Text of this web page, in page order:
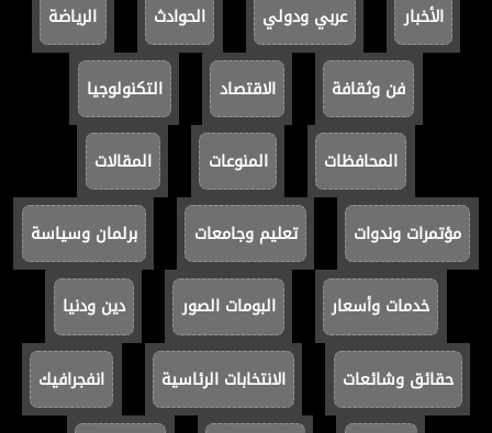
الأخبار عربي ودولي الحوادث الرياضة
فن وثقافة الاقتصاد التكنولوجيا
المحافظات المنوعات المقالات
مؤتمرات وندوات تعليم وجامعات برلمان وسياسة
خدمات وأسعار البومات الصور دين ودنيا
حقائق وشائعات الانتخابات الرئاسية انفجرافيك